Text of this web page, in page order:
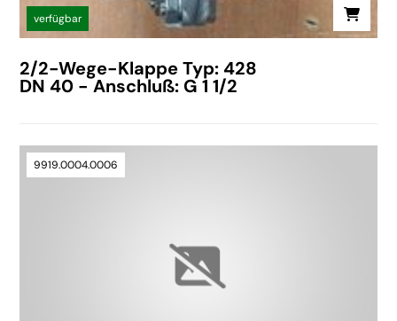
verfügbar
2/2-Wege-Klappe Typ: 428
DN 40 - Anschluß: G 1 1/2
9919.0004.0006